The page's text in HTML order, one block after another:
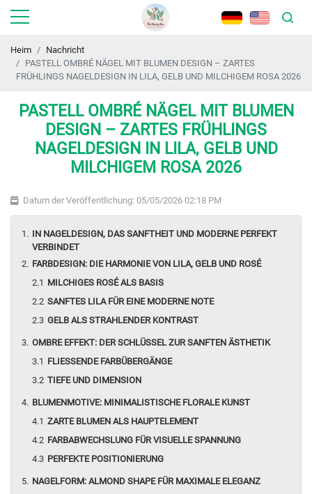
Heim
Nachricht
PASTELL OMBRÉ NÄGEL MIT BLUMEN DESIGN – ZARTES
FRÜHLINGS NAGELDESIGN IN LILA, GELB UND MILCHIGEM ROSA 2026
PASTELL OMBRÉ NÄGEL MIT BLUMEN
DESIGN – ZARTES FRÜHLINGS
NAGELDESIGN IN LILA, GELB UND
MILCHIGEM ROSA 2026
Datum der Veröffentlichung: 05/05/2026 02:18 PM
IN NAGELDESIGN, DAS SANFTHEIT UND MODERNE PERFEKT
VERBINDET
FARBDESIGN: DIE HARMONIE VON LILA, GELB UND ROSÉ
MILCHIGES ROSÉ ALS BASIS
SANFTES LILA FÜR EINE MODERNE NOTE
GELB ALS STRAHLENDER KONTRAST
OMBRE EFFEKT: DER SCHLÜSSEL ZUR SANFTEN ÄSTHETIK
FLIESSENDE FARBÜBERGÄNGE
TIEFE UND DIMENSION
BLUMENMOTIVE: MINIMALISTISCHE FLORALE KUNST
ZARTE BLUMEN ALS HAUPTELEMENT
FARBABWECHSLUNG FÜR VISUELLE SPANNUNG
PERFEKTE POSITIONIERUNG
NAGELFORM: ALMOND SHAPE FÜR MAXIMALE ELEGANZ